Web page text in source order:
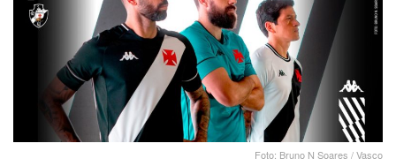
Foto: Bruno N Soares / Vasco